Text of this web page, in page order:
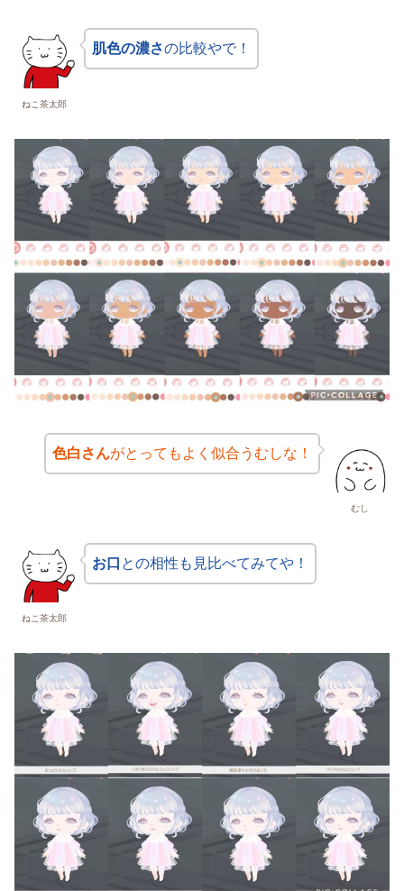
ねこ茶太郎
肌色の濃さの比較やで！
むし
色白さんがとってもよく似合うむしな！
ねこ茶太郎
お口 との相性も見比べてみてや！